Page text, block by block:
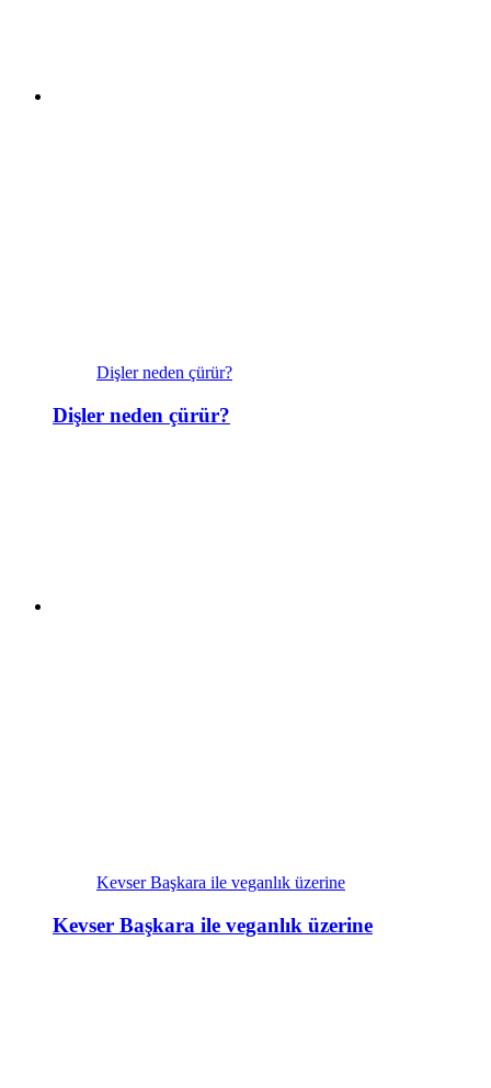
Dişler neden çürür?
Dişler neden çürür?
Kevser Başkara ile veganlık üzerine
Kevser Başkara ile veganlık üzerine